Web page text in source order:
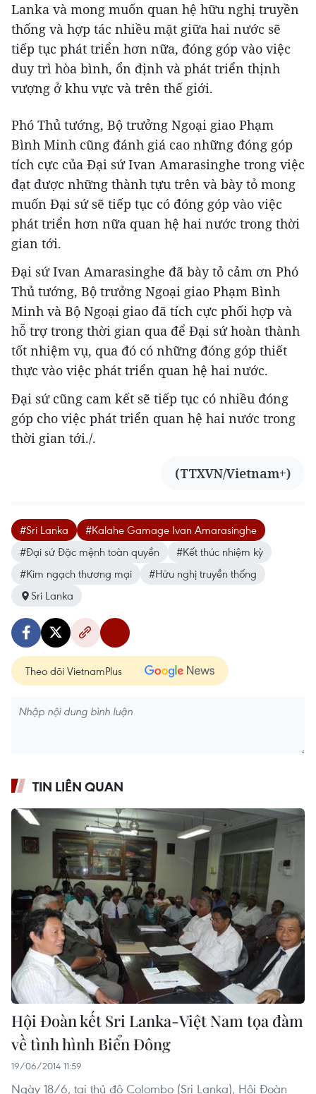
Lanka và mong muốn quan hệ hữu nghị truyền
thống và hợp tác nhiều mặt giữa hai nước sẽ
tiếp tục phát triển hơn nữa, đóng góp vào việc
duy trì hòa bình, ổn định và phát triển thịnh
vượng ở khu vực và trên thế giới.
Phó Thủ tướng, Bộ trưởng Ngoại giao Phạm
Bình Minh cũng đánh giá cao những đóng góp
tích cực của Đại sứ Ivan Amarasinghe trong việc
đạt được những thành tựu trên và bày tỏ mong
muốn Đại sứ sẽ tiếp tục có đóng góp vào việc
phát triển hơn nữa quan hệ hai nước trong thời
gian tới.
Đại sứ Ivan Amarasinghe đã bày tỏ cảm ơn Phó
Thủ tướng, Bộ trưởng Ngoại giao Phạm Bình
Minh và Bộ Ngoại giao đã tích cực phối hợp và
hỗ trợ trong thời gian qua để Đại sứ hoàn thành
tốt nhiệm vụ, qua đó có những đóng góp thiết
thực vào việc phát triển quan hệ hai nước.
Đại sứ cũng cam kết sẽ tiếp tục có nhiều đóng
góp cho việc phát triển quan hệ hai nước trong
thời gian tới./.
(TTXVN/Vietnam+)
#Sri Lanka
#Kalahe Gamage Ivan Amarasinghe
#Đại sứ Đặc mệnh toàn quyền
#Kết thúc nhiệm kỳ
#Kim ngạch thương mại
#Hữu nghị truyền thống
Sri Lanka
Theo dõi VietnamPlus
TIN LIÊN QUAN
Hội Đoàn kết Sri Lanka-Việt Nam tọa đàm
về tình hình Biển Đông
19/06/2014 11:59
Ngày 18/6, tại thủ đô Colombo (Sri Lanka), Hội Đoàn